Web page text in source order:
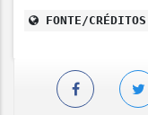
FONTE/